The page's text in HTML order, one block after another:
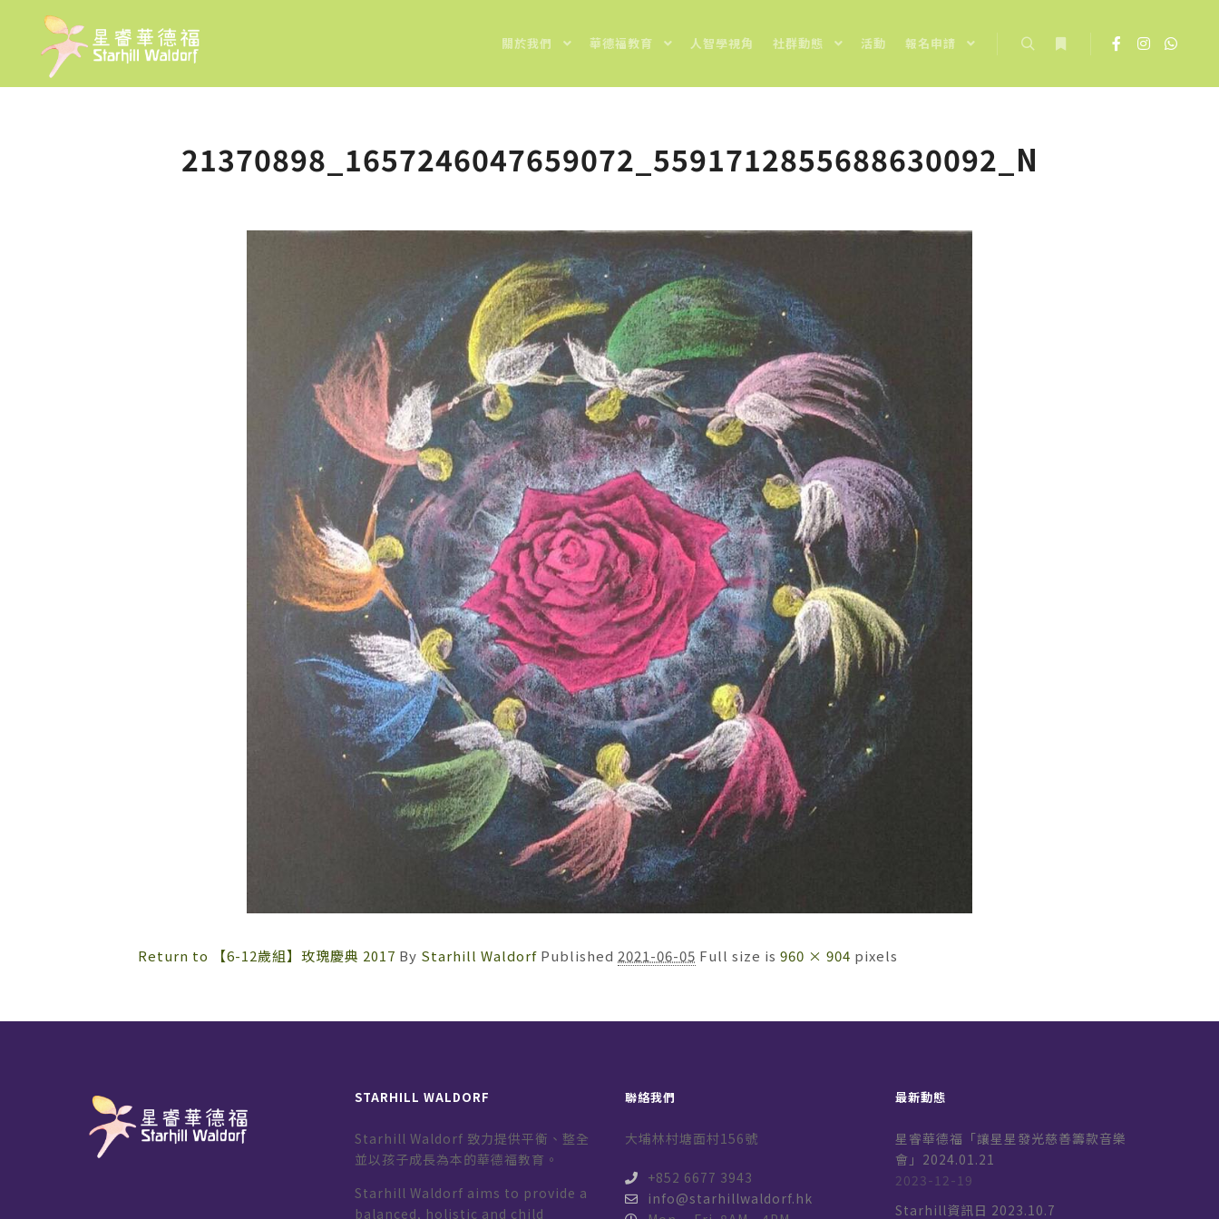
關於我們 華德福教育 人智學視角 社群動態 活動 報名申請
21370898_1657246047659072_5591712855688630092_N
Return to 【6-12歲組】玫瑰慶典 2017 By Starhill Waldorf Published 2021-06-05 Full size is 960 × 904 pixels
STARHILL WALDORF
Starhill Waldorf 致力提供平衡、整全
並以孩子成長為本的華德福教育。
Starhill Waldorf aims to provide a
balanced, holistic and child
聯絡我們
大埔林村塘面村156號
+852 6677 3943
info@starhillwaldorf.hk
最新動態
星睿華德福「讓星星發光慈善籌款音樂
會」2024.01.21
2023-12-19
Starhill資訊日 2023.10.7